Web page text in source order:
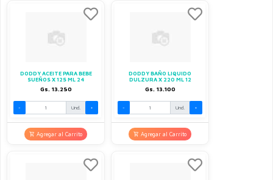
DODDY ACEITE PARA BEBE
SUEÑOS X 125 ML 24
Gs. 13.250
- Und. +
Agregar al Carrito
DODDY BAÑO LIQUIDO
DULZURA X 220 ML 12
Gs. 13.100
- Und. +
Agregar al Carrito